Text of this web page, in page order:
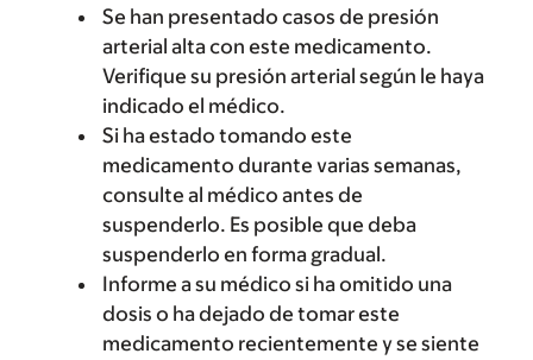
Se han presentado casos de presión
arterial alta con este medicamento.
Verifique su presión arterial según le haya
indicado el médico.
Si ha estado tomando este
medicamento durante varias semanas,
consulte al médico antes de
suspenderlo. Es posible que deba
suspenderlo en forma gradual.
Informe a su médico si ha omitido una
dosis o ha dejado de tomar este
medicamento recientemente y se siente